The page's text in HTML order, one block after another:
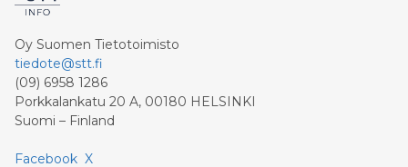
Oy Suomen Tietotoimisto
tiedote@stt.fi
(09) 6958 1286
Porkkalankatu 20 A, 00180 HELSINKI
Suomi – Finland
Facebook X